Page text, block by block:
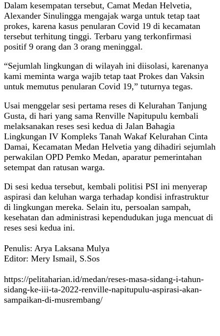
Dalam kesempatan tersebut, Camat Medan Helvetia,
Alexander Sinulingga mengajak warga untuk tetap taat
prokes, karena kasus penularan Covid 19 di kecamatan
tersebut terhitung tinggi. Terbaru yang terkonfirmasi
positif 9 orang dan 3 orang meninggal.
“Sejumlah lingkungan di wilayah ini diisolasi, karenanya
kami meminta warga wajib tetap taat Prokes dan Vaksin
untuk memutus penularan Covid 19,” tuturnya tegas.
Usai menggelar sesi pertama reses di Kelurahan Tanjung
Gusta, di hari yang sama Renville Napitupulu kembali
melaksanakan reses sesi kedua di Jalan Bahagia
Lingkungan IV Kompleks Tanah Wakaf Kelurahan Cinta
Damai, Kecamatan Medan Helvetia yang dihadiri sejumlah
perwakilan OPD Pemko Medan, aparatur pemerintahan
setempat dan ratusan warga.
Di sesi kedua tersebut, kembali politisi PSI ini menyerap
aspirasi dan keluhan warga terhadap kondisi infrastruktur
di lingkungan mereka. Selain itu, persoalan sampah,
kesehatan dan administrasi kependudukan juga mencuat di
reses sesi kedua ini.
Penulis: Arya Laksana Mulya
Editor: Mery Ismail, S.Sos
https://pelitaharian.id/medan/reses-masa-sidang-i-tahun-
sidang-ke-iii-ta-2022-renville-napitupulu-aspirasi-akan-
sampaikan-di-musrembang/